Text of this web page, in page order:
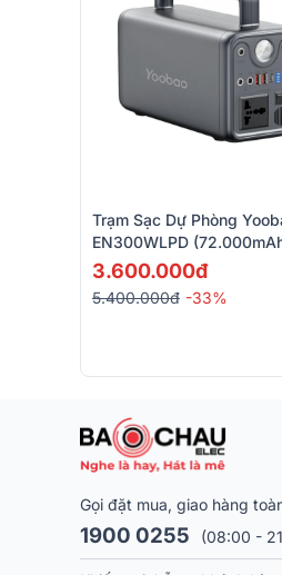
Trạm Sạc Dự Phòng
EN300WLPD
220V/300W)
3.600.000đ
5.400.000đ -33%
Gọi đặt mua, giao hàng
1900 0255 (08:00 -